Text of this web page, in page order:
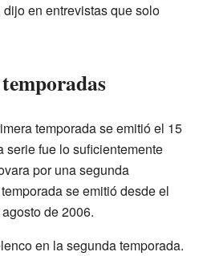
en entrevistas que solo
temporada se emitió el 15
serie fue lo suficientemente
por una segunda
se emitió desde el
de 2006.
en la segunda temporada.